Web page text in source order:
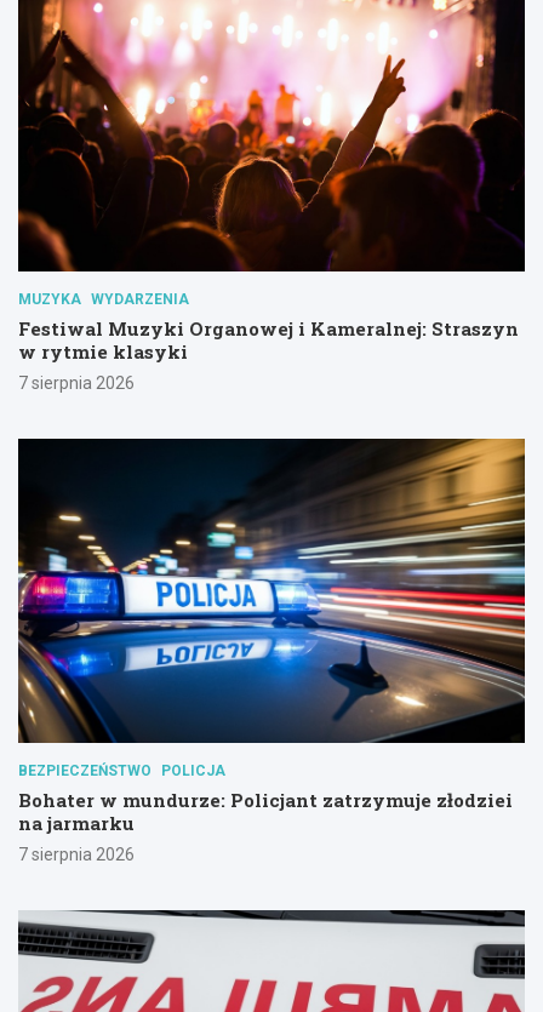
MUZYKA WYDARZENIA
Festiwal Muzyki Organowej i Kameralnej: Straszyn
w rytmie klasyki
7 sierpnia 2026
BEZPIECZEŃSTWO POLICJA
Bohater w mundurze: Policjant zatrzymuje złodziei
na jarmarku
7 sierpnia 2026